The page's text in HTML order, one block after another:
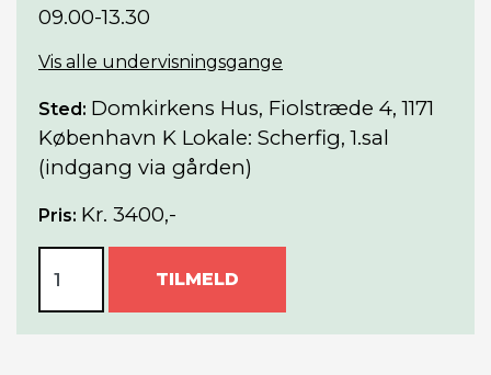
09.00-13.30
Vis alle undervisningsgange
Sted: Domkirkens Hus, Fiolstræde 4, 1171
København K Lokale: Scherfig, 1.sal
(indgang via gården)
Pris: Kr. 3400,-
TILMELD